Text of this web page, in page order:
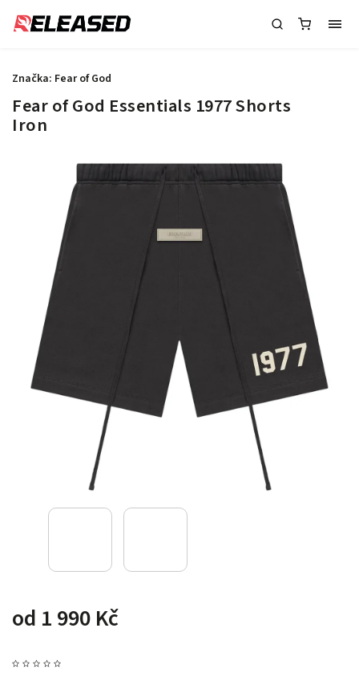
Fear of God Essentials 1977 Shorts
Iron
od 1 990 Kč
Značka: Fear of God